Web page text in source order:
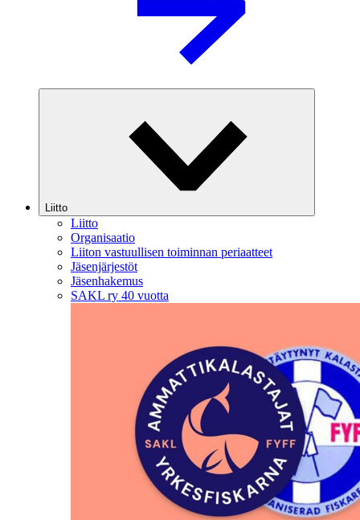
Liitto
Liitto
Organisaatio
Liiton vastuullisen toiminnan periaatteet
Jäsenjärjestöt
Jäsenhakemus
SAKL ry 40 vuotta